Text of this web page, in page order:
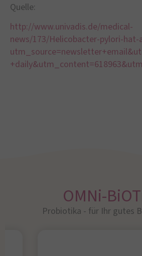
Quelle:
http://www.univadis.de/medical-
news/173/Helicobacter-pylori-hat-
OMNi-
Probiotika - für Ihr gutes